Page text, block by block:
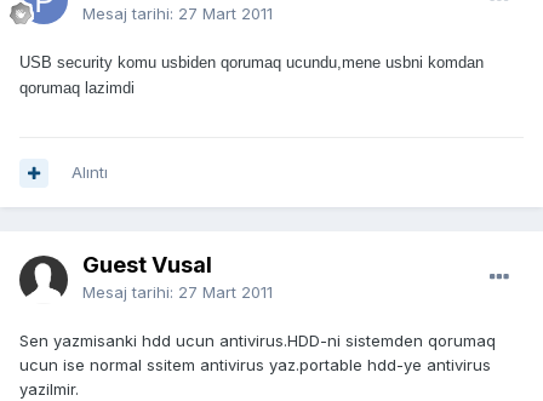
Mesaj tarihi: 27 Mart 2011
USB security komu usbiden qorumaq ucundu,mene usbni komdan
qorumaq lazimdi
Alıntı
Guest Vusal
Mesaj tarihi: 27 Mart 2011
Sen yazmisanki hdd ucun antivirus.HDD-ni sistemden qorumaq
ucun ise normal ssitem antivirus yaz.portable hdd-ye antivirus
yazilmir.